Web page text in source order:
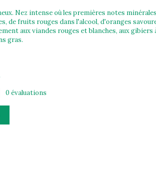
Nez intense où les premières notes
de fruits rouges dans l'alcool, d'oranges
aux viandes rouges et blanches, aux gibiers
gras.
0 évaluations